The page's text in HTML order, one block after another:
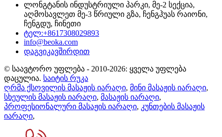
ლონგტანის ინდუსტრიული პარკი, მე-2 სექცია,
აღმოსავლეთ მე-3 წრიული გზა, ჩენგჰუას რაიონი,
ჩენგდუ, ჩინეთი
ტელ:+8617308029893
info@beoka.com
დაგვიკავშირდით
© საავტორო უფლება - 2010-2026: ყველა უფლება
დაცულია. საიტის რუკა
ღრმა ქსოვილის მასაჟის იარაღი, მინი მასაჟის იარაღი,
სხეულის მასაჟის იარაღი, მასაჟის იარაღი,
პროფესიონალური მასაჟის იარაღი, კუნთების მასაჟის
იარაღი,